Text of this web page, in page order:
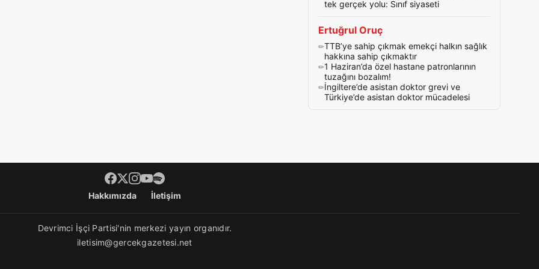
tek gerçek yolu: Sınıf siyaseti
Ertuğrul Oruç
TTB’ye sahip çıkmak emekçi halkın sağlık
hakkına sahip çıkmaktır
1 Haziran’da özel hastane patronlarının
tuzağını bozalım!
İngiltere’de asistan doktor grevi ve
Türkiye’de asistan doktor mücadelesi
Hakkımızda İletişim
Devrimci İşçi Partisi'nin merkezi yayın organıdır.
iletisim@gercekgazetesi.net